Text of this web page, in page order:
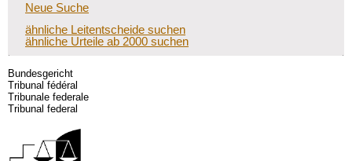
Neue Suche
ähnliche Leitentscheide suchen
ähnliche Urteile ab 2000 suchen
Bundesgericht
Tribunal fédéral
Tribunale federale
Tribunal federal